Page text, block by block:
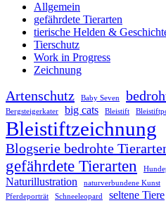
Allgemein
gefährdete Tierarten
tierische Helden &
Tierschutz
Work in Progress
Zeichnung
Artenschutz Baby Seven
Bergsteigerkater
big cats Bleistift
Bleistiftzeichnung
Blogserie bedrohte
gefährdete Tierarten
Naturillustration naturverbundene Kunst
Pferdeporträt
Schneeleopard seltene Tiere